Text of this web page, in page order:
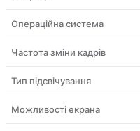
Операційна система
Частота зміни кадрів
Тип підсвічування
Можливості екрана